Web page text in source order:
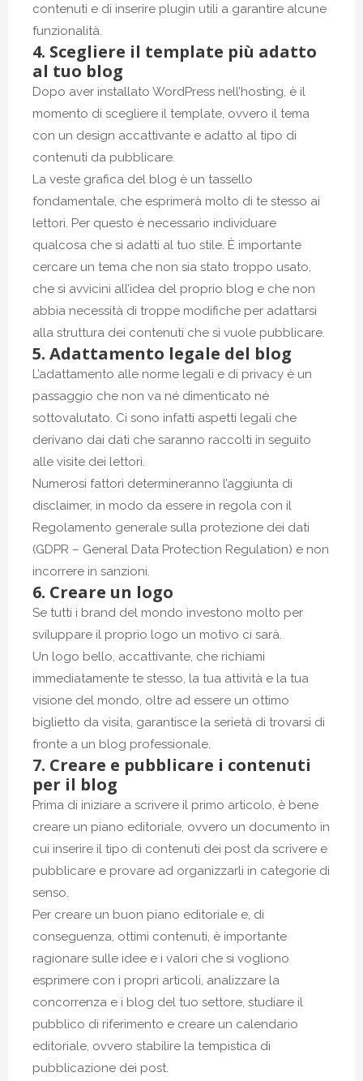
contenuti e di inserire plugin utili a garantire alcune
funzionalità.
4. Scegliere il template più adatto
al tuo blog
Dopo aver installato WordPress nell’hosting, è il
momento di scegliere il template, ovvero il tema
con un design accattivante e adatto al tipo di
contenuti da pubblicare.
La veste grafica del blog è un tassello
fondamentale, che esprimerà molto di te stesso ai
lettori. Per questo è necessario individuare
qualcosa che si adatti al tuo stile. È importante
cercare un tema che non sia stato troppo usato,
che si avvicini all’idea del proprio blog e che non
abbia necessità di troppe modifiche per adattarsi
alla struttura dei contenuti che si vuole pubblicare.
5. Adattamento legale del blog
L’adattamento alle norme legali e di privacy è un
passaggio che non va né dimenticato né
sottovalutato. Ci sono infatti aspetti legali che
derivano dai dati che saranno raccolti in seguito
alle visite dei lettori.
Numerosi fattori determineranno l’aggiunta di
disclaimer, in modo da essere in regola con il
Regolamento generale sulla protezione dei dati
(GDPR – General Data Protection Regulation) e non
incorrere in sanzioni.
6. Creare un logo
Se tutti i brand del mondo investono molto per
sviluppare il proprio logo un motivo ci sarà.
Un logo bello, accattivante, che richiami
immediatamente te stesso, la tua attività e la tua
visione del mondo, oltre ad essere un ottimo
biglietto da visita, garantisce la serietà di trovarsi di
fronte a un blog professionale.
7. Creare e pubblicare i contenuti
per il blog
Prima di iniziare a scrivere il primo articolo, è bene
creare un piano editoriale, ovvero un documento in
cui inserire il tipo di contenuti dei post da scrivere e
pubblicare e provare ad organizzarli in categorie di
senso.
Per creare un buon piano editoriale e, di
conseguenza, ottimi contenuti, è importante
ragionare sulle idee e i valori che si vogliono
esprimere con i propri articoli, analizzare la
concorrenza e i blog del tuo settore, studiare il
pubblico di riferimento e creare un calendario
editoriale, ovvero stabilire la tempistica di
pubblicazione dei post.